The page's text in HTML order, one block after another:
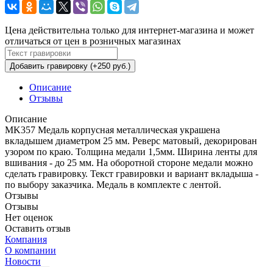
Цена действительна только для интернет-магазина и может
отличаться от цен в розничных магазинах
Добавить гравировку (+250 руб.)
Описание
Отзывы
Описание
MK357 Медаль корпусная металлическая украшена
вкладышем диаметром 25 мм. Реверс матовый, декорирован
узором по краю. Толщина медали 1,5мм. Ширина ленты для
вшивания - до 25 мм. На оборотной стороне медали можно
сделать гравировку. Текст гравировки и вариант вкладыша -
по выбору заказчика. Медаль в комплекте с лентой.
Отзывы
Отзывы
Нет оценок
Оставить отзыв
Компания
О компании
Новости